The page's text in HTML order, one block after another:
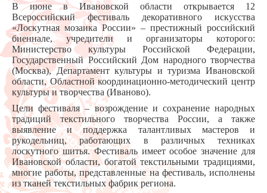
В июне в Ивановской области открывается 12
Всероссийский фестиваль декоративного искусства
«Лоскутная мозаика России» – престижный российский
биеннале, учредители и организаторы которого:
Министерство культуры Российской Федерации,
Государственный Российский Дом народного творчества
(Москва), Департамент культуры и туризма Ивановской
области, Областной координационно-методический центр
культуры и творчества (Иваново).
Цели фестиваля – возрождение и сохранение народных
традиций текстильного творчества России, а также
выявление и поддержка талантливых мастеров и
рукодельниц, работающих в различных техниках
лоскутного шитья. Фестиваль имеет особое значение для
Ивановской области, богатой текстильными традициями,
многие работы, представленные на фестиваль, исполнены
из тканей текстильных фабрик региона.